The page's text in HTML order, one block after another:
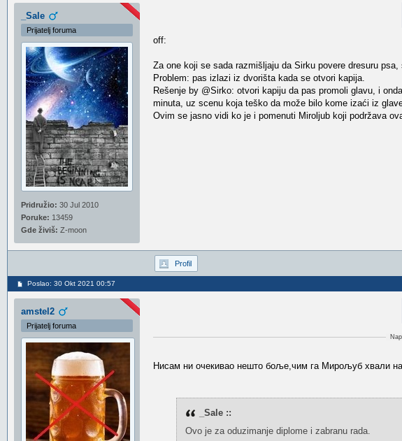
_Sale
Prijatelj foruma
Pridružio: 30 Jul 2010
Poruke: 13459
Gde živiš: Z-moon
off:
Za one koji se sada razmišljaju da Sirku povere dresuru
Problem: pas izlazi iz dvorišta kada se otvori kapija.
Rešenje by @Sirko: otvori kapiju da pas promoli glavu, i
minuta, uz scenu koja teško da može bilo kome izaći iz
Ovim se jasno vidi ko je i pomenuti Miroljub koji podržava
Profil
Poslao: 30 Okt 2021 00:57
amstel2
Prijatelj foruma
Нисам ни очекивао нешто боље,чим га Мирољуб хвали
_Sale ::
Ovo je za oduzimanje diplome i zabranu rada.